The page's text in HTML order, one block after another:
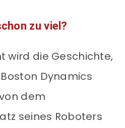
zu viel?
wird die Geschichte,
Dynamics
dem
seines Roboters